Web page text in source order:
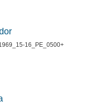
16_PE_0500+